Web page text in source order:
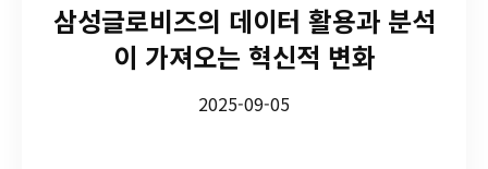
삼성글로비즈의 데이터 활용과 분석
이 가져오는 혁신적 변화
2025-09-05